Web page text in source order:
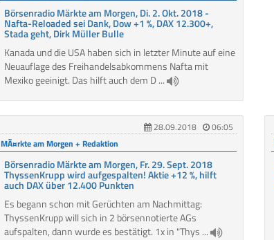
Börsenradio Märkte am Morgen, Di. 2. Okt. 2018 -
Nafta-Reloaded sei Dank, Dow +1 %, DAX 12.300+,
Stada geht, Dirk Müller Bulle
Kanada und die USA haben sich in letzter Minute auf eine
Neuauflage des Freihandelsabkommens Nafta mit
Mexiko geeinigt. Das hilft auch dem D ...
28.09.2018
06:05
MÃ¤rkte am Morgen + Redaktion
Börsenradio Märkte am Morgen, Fr. 29. Sept. 2018
ThyssenKrupp wird aufgespalten! Aktie +12 %, hilft
auch DAX über 12.400 Punkten
Es begann schon mit Gerüchten am Nachmittag:
ThyssenKrupp will sich in 2 börsennotierte AGs
aufspalten, dann wurde es bestätigt. 1x in "Thys ...